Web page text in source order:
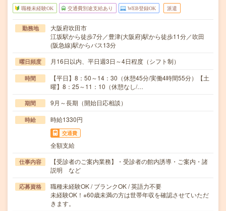
職種未経験OK 交通費別途支給あり WEB登録OK 派遣
勤務地
大阪府吹田市
江坂駅から徒歩7分／豊津(大阪府)駅から徒歩11分／吹田
(阪急線)駅からバス13分
曜日頻度 月16日以内、平日週3日～4日程度（シフト制）
時間
【平日】8：50～14：30（休憩45分/実働4時間55分）【土
曜】8：25～11：10（休憩なし/…
期間 9月～長期（開始日応相談）
時給 時給1330円
交通費
全額支給
仕事内容
【受診者のご案内業務】・受診者の館内誘導・ご案内・諸
説明 など
応募資格
職種未経験OK / ブランクOK / 英語力不要
未経験OK！※60歳未満の方は世帯年収を確認させていただ
きます。